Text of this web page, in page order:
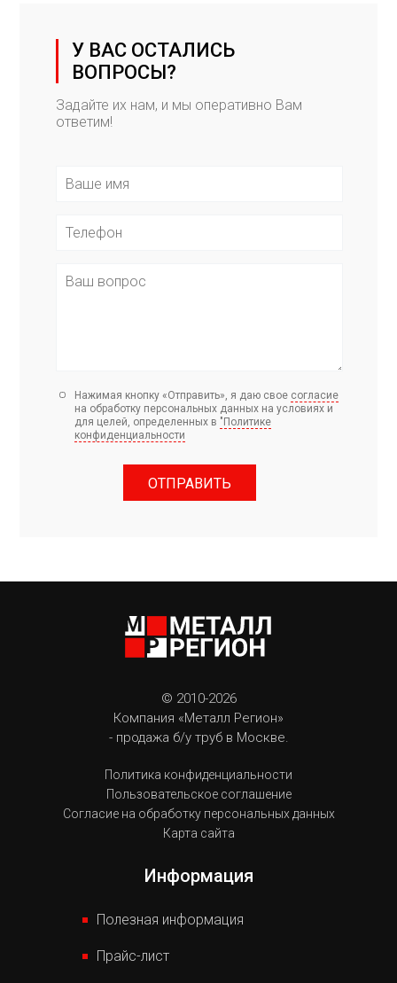
У ВАС ОСТАЛИСЬ
ВОПРОСЫ?
Задайте их нам, и мы оперативно Вам
ответим!
Нажимая кнопку «Отправить», я даю свое согласие
на обработку персональных данных на условиях и
для целей, определенных в "Политике
конфиденциальности
© 2010-2026
Компания «Металл Регион»
- продажа б/у труб в Москве.
Политика конфиденциальности
Пользовательское соглашение
Согласие на обработку персональных данных
Карта сайта
Информация
Полезная информация
Прайс-лист